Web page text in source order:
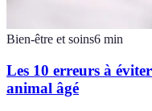
Bien-être et soins6 min
Les 10 erreurs à
animal âgé